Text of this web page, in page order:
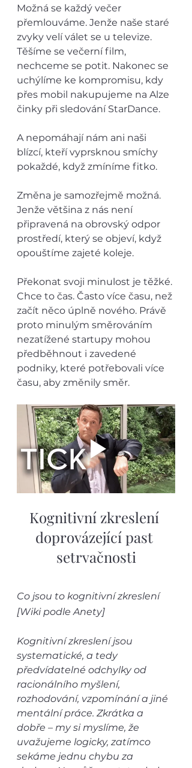
Možná se každý večer
přemlouváme. Jenže naše staré
zvyky velí válet se u televize.
Těšíme se večerní film,
nechceme se potit. Nakonec se
uchýlíme ke kompromisu, kdy
přes mobil nakupujeme na Alze
činky při sledování StarDance.
A nepomáhají nám ani naši
blízcí, kteří vyprsknou smíchy
pokaždé, když zmíníme fitko.
Změna je samozřejmě možná.
Jenže většina z nás není
připravená na obrovský odpor
prostředí, který se objeví, když
opouštíme zajeté koleje.
Překonat svoji minulost je těžké.
Chce to čas. Často více času, než
začít něco úplně nového. Právě
proto minulým směrováním
nezatížené startupy mohou
předběhnout i zavedené
podniky, které potřebovali více
času, aby změnily směr.
Kognitivní zkreslení
doprovázející past
setrvačnosti
Co jsou to kognitivní zkreslení
[Wiki podle Anety]
Kognitivní zkreslení jsou
systematické, a tedy
předvídatelné odchylky od
racionálního myšlení,
rozhodování, vzpomínání a jiné
mentální práce. Zkrátka a
dobře – my si myslíme, že
uvažujeme logicky, zatímco
sekáme jednu chybu za